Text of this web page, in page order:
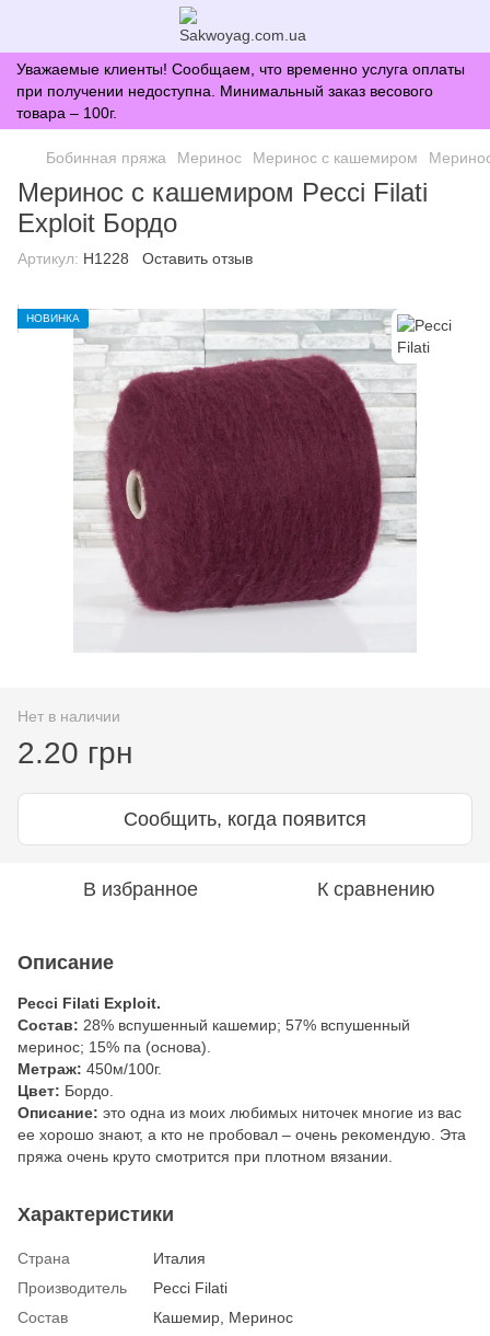
Уважаемые клиенты! Сообщаем, что временно услуга оплаты
при получении недоступна. Минимальный заказ весового
товара – 100г.
Бобинная пряжа Меринос Меринос с кашемиром
Меринос с кашемиром Pecci Filati
Exploit Бордо
Артикул: H1228 Оставить отзыв
НОВИНКА
Нет в наличии
2.20 грн
Сообщить, когда появится
В избранное К сравнению
Описание
Pecci Filati Exploit.
Состав: 28% вспушенный кашемир; 57% вспушенный
меринос; 15% па (основа).
Метраж: 450м/100г.
Цвет: Бордо.
Описание: это одна из моих любимых ниточек многие из вас
ее хорошо знают, а кто не пробовал – очень рекомендую. Эта
пряжа очень круто смотрится при плотном вязании.
Характеристики
Страна
Италия
Производитель
Pecci Filati
Состав
Кашемир, Меринос